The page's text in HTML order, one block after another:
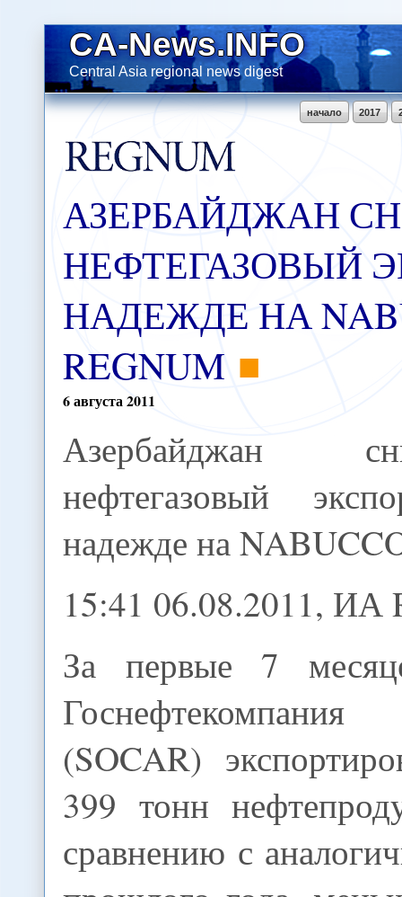
CA-News.INFO
Central Asia regional news digest
2017
начало
АЗЕРБАЙДЖАН
НЕФТЕГАЗОВЫЙ
НАДЕЖДЕ НА
REGNUM
6августа2011
Азербайджан
нефтегазовый
надежде на
15:41 06.08.2011, ИА
За первые 7
Госнефтекомпания
(SOCAR)
399 тонн
сравнению с